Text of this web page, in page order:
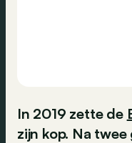
In 2019 zette de
zijn kop. Na twee